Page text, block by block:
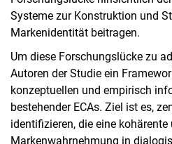
Systeme zur Konstruktion und
Markenidentität beitragen.
Um diese Forschungslücke zu
Autoren der Studie ein
konzeptuellen und empirisch
bestehender ECAs. Ziel ist es,
identifizieren, die eine
Markenwahrnehmung in